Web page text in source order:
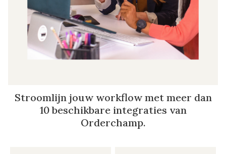
Stroomlijn jouw workflow met meer dan
10 beschikbare integraties van
Orderchamp.